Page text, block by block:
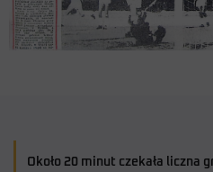
Około 20 minut czekała liczna